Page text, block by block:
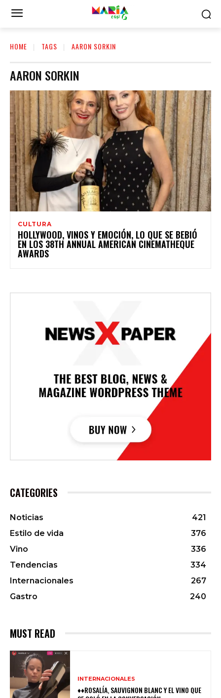
HOME TAGS AARON SORKIN
AARON SORKIN
CULTURA
HOLLYWOOD, VINOS Y EMOCIÓN, LO QUE SE BEBIÓ
EN LOS 38TH ANNUAL AMERICAN CINEMATHEQUE
AWARDS
CATEGORIES
Noticias
421
Estilo de vida
376
Vino
336
Tendencias
334
Internacionales
267
Gastro
240
MUST READ
INTERNACIONALES
♦♦ROSALÍA, SAUVIGNON BLANC Y EL VINO QUE